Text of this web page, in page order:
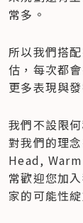
常多。
所以我們搭
估，每次都
更多表現
我們不設限
對我們的理
Head,
常歡迎您加
家的可能性